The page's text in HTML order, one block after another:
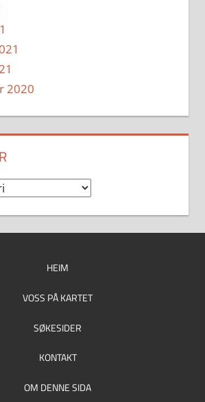
2020
HEIM
VOSS PÅ KARTET
SØKESIDER
KONTAKT
OM DENNE SIDA